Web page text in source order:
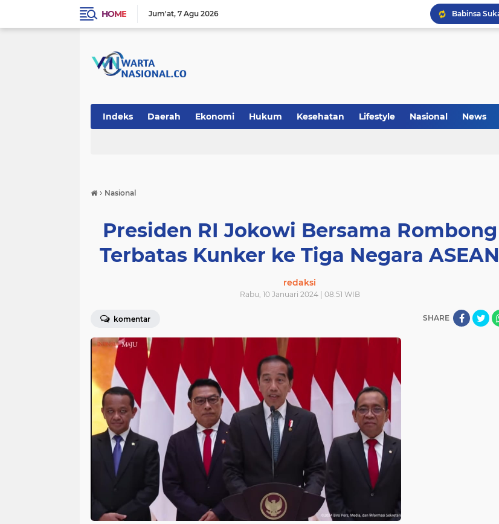
HOME Jum'at 7 Agu 2026
Indeks Daerah Ekonomi Hukum Kesehatan Lifestyle Nasional News
› Nasional
Presiden RI Jokowi Bersama Rombong
Terbatas Kunker ke Tiga Negara ASEAN
redaksi
Rabu, 10 Januari 2024 | 08.51 WIB
komentar SHARE